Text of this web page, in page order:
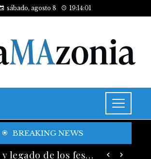
sábado, agosto 8 19:14:03
BREAKING NEWS
Historia y legado de los festivales de música más antiguos